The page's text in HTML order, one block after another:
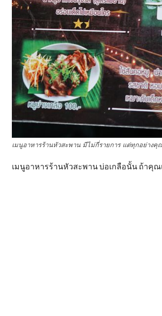
เมนูอาหารร้านหัวสะพาน มีไม่กี่รายการ แต่ทุกอย่าง
เมนูอาหารร้านหัวสะพาน บ่อเกลือนั้น ถ้าคุณ